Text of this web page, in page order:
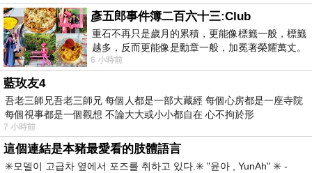
彥五郎事件簿二百六十三:Club
重石不再只是歲月的累積，更能像標籤一般，標籤
越多，反而更能像是勳章一般，加冕著榮耀萬丈。
習慣一如縱容，成了再難輕輕放下的罪證
6 小時前
藍玫友4
吾老三師兄吾老三師兄 每個人都是一部大藏經 每個心房都是一座寺院
每個視事都是一個觀想 不論大大或小小都自在 心不拘於形
7 小時前
這個連結是本豬最愛看的肢體語言
✳️모델이 고급차 옆에서 포즈를 취하고 있다.✳️ "윤아 , YunAh" ✳️ -